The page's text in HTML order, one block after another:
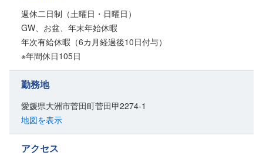
週休二日制（土曜日・日曜日）
GW、お盆、年末年始休暇
年次有給休暇（6カ月経過後10日付与）
※年間休日105日
勤務地
愛媛県大洲市菅田町菅田甲2274-1
地図を表示
アクセス